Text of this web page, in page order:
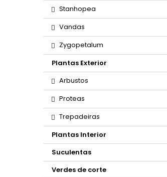
Stanhopea
Vandas
Zygopetalum
Plantas Exterior
Arbustos
Proteas
Trepadeiras
Plantas Interior
Suculentas
Verdes de corte